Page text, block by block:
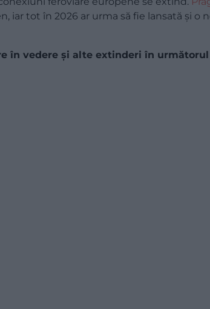
iar tot în 2026 ar urma să fie lansată și o
în vedere și alte extinderi în